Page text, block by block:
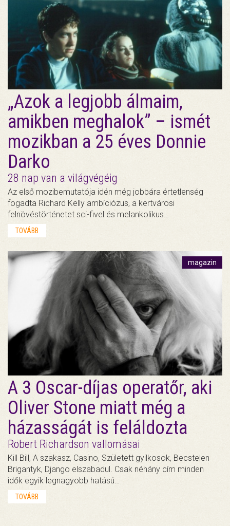
„Azok a legjobb álmaim,
amikben meghalok” – ismét
mozikban a 25 éves Donnie
Darko
28 nap van a világvégéig
Az első mozibemutatója idén még jobbára értetlenség
fogadta Richard Kelly ambíciózus, a kertvárosi
felnövéstörténetet sci-fivel és melankolikus…
TOVÁBB
magazin
A 3 Oscar-díjas operatőr, aki
Oliver Stone miatt még a
házasságát is feláldozta
Robert Richardson vallomásai
Kill Bill, A szakasz, Casino, Született gyilkosok, Becstelen
Brigantyk, Django elszabadul. Csak néhány cím minden
idők egyik legnagyobb hatású…
TOVÁBB